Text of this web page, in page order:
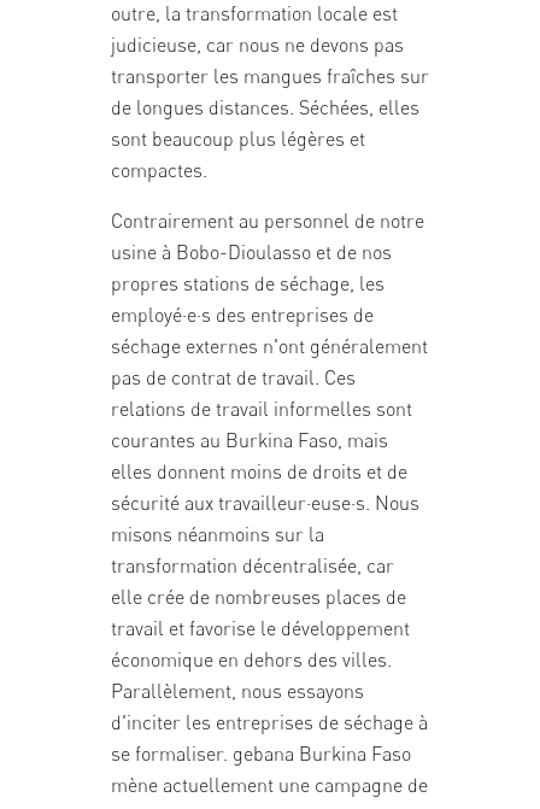
outre, la transformation locale est
judicieuse, car nous ne devons pas
transporter les mangues fraîches sur
de longues distances. Séchées, elles
sont beaucoup plus légères et
compactes.
Contrairement au personnel de notre
usine à Bobo-Dioulasso et de nos
propres stations de séchage, les
employé·e·s des entreprises de
séchage externes n'ont généralement
pas de contrat de travail. Ces
relations de travail informelles sont
courantes au Burkina Faso, mais
elles donnent moins de droits et de
sécurité aux travailleur·euse·s. Nous
misons néanmoins sur la
transformation décentralisée, car
elle crée de nombreuses places de
travail et favorise le développement
économique en dehors des villes.
Parallèlement, nous essayons
d'inciter les entreprises de séchage à
se formaliser. gebana Burkina Faso
mène actuellement une campagne de